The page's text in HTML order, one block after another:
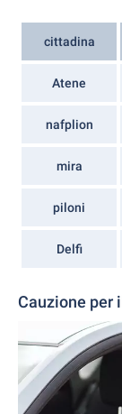
cittadina
Atene
nafplion
mira
piloni
Delfi
Cauzione per